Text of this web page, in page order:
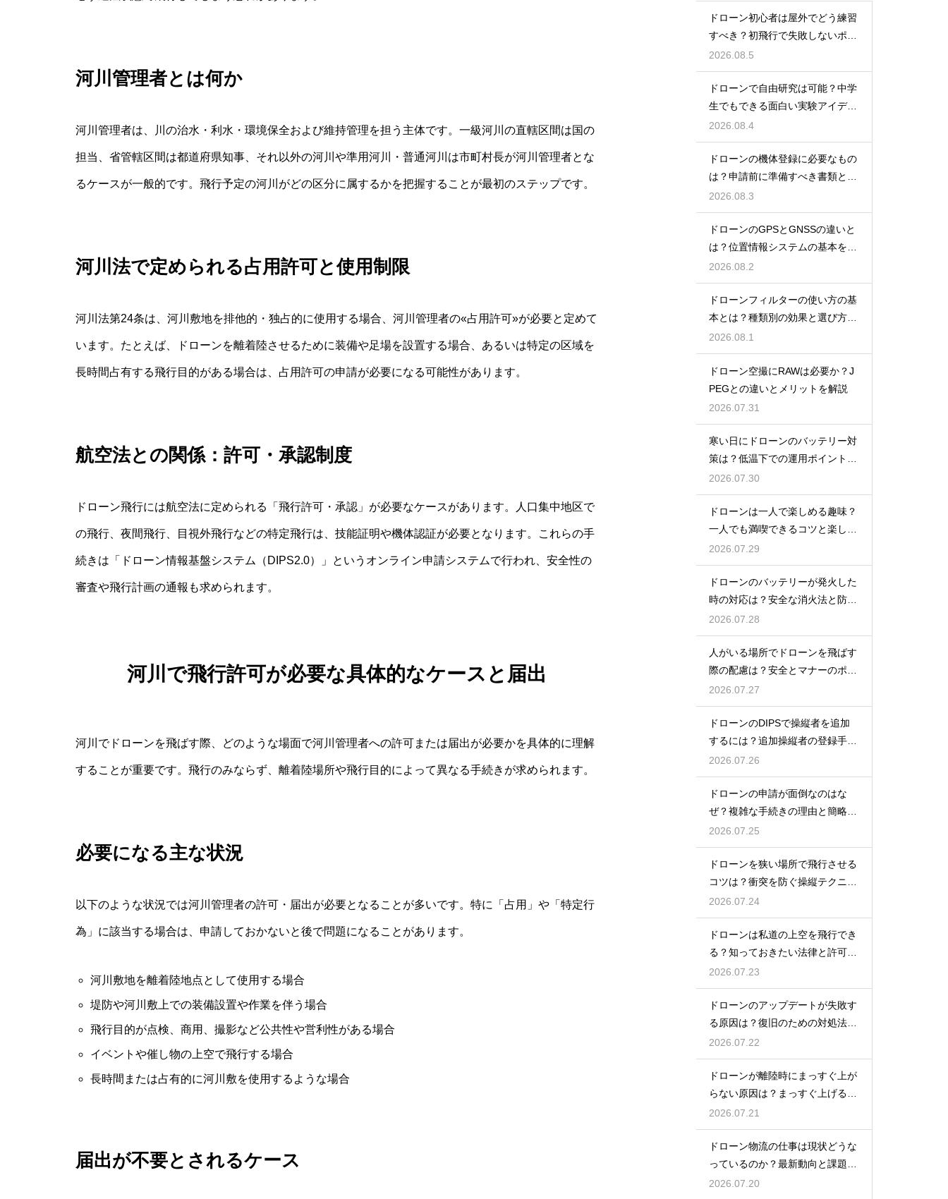
河川管理者とは何か
河川管理者は、川の治水・利水・環境保全および維持管理を担う主体です。一級河川の直轄区間は国の
担当、省管轄区間は都道府県知事、それ以外の河川や準用河川・普通河川は市町村長が河川管理者とな
るケースが一般的です。飛行予定の河川がどの区分に属するかを把握することが最初のステップです。
河川法で定められる占用許可と使用制限
河川法第24条は、河川敷地を排他的・独占的に使用する場合、河川管理者の«占用許可»が必要と定めて
います。たとえば、ドローンを離着陸させるために装備や足場を設置する場合、あるいは特定の区域を
長時間占有する飛行目的がある場合は、占用許可の申請が必要になる可能性があります。
航空法との関係：許可・承認制度
ドローン飛行には航空法に定められる「飛行許可・承認」が必要なケースがあります。人口集中地区で
の飛行、夜間飛行、目視外飛行などの特定飛行は、技能証明や機体認証が必要となります。これらの手
続きは「ドローン情報基盤システム（DIPS2.0）」というオンライン申請システムで行われ、安全性の
審査や飛行計画の通報も求められます。
河川で飛行許可が必要な具体的なケースと届出
河川でドローンを飛ばす際、どのような場面で河川管理者への許可または届出が必要かを具体的に理解
することが重要です。飛行のみならず、離着陸場所や飛行目的によって異なる手続きが求められます。
必要になる主な状況
以下のような状況では河川管理者の許可・届出が必要となることが多いです。特に「占用」や「特定行
為」に該当する場合は、申請しておかないと後で問題になることがあります。
河川敷地を離着陸地点として使用する場合
堤防や河川敷上での装備設置や作業を伴う場合
飛行目的が点検、商用、撮影など公共性や営利性がある場合
イベントや催し物の上空で飛行する場合
長時間または占有的に河川敷を使用するような場合
届出が不要とされるケース
ドローン初心者は屋外でどう練習
すべき？初飛行で失敗しないポイ
ント
2026.08.5
ドローンで自由研究は可能？中学
生でもできる面白い実験アイデア
を紹介
2026.08.4
ドローンの機体登録に必要なもの
は？申請前に準備すべき書類と情
報
2026.08.3
ドローンのGPSとGNSSの違いと
は？位置情報システムの基本を解
説
2026.08.2
ドローンフィルターの使い方の基
本とは？種類別の効果と選び方を
解説
2026.08.1
ドローン空撮にRAWは必要か？J
PEGとの違いとメリットを解説
2026.07.31
寒い日にドローンのバッテリー対
策は？低温下での運用ポイントと
注意点
2026.07.30
ドローンは一人で楽しめる趣味？
一人でも満喫できるコツと楽しみ
方
2026.07.29
ドローンのバッテリーが発火した
時の対応は？安全な消火法と防止
策を解説
2026.07.28
人がいる場所でドローンを飛ばす
際の配慮は？安全とマナーのポイ
ント
2026.07.27
ドローンのDIPSで操縦者を追加
するには？追加操縦者の登録手順
を解説
2026.07.26
ドローンの申請が面倒なのはな
ぜ？複雑な手続きの理由と簡略化
の動向
2026.07.25
ドローンを狭い場所で飛行させる
コツは？衝突を防ぐ操縦テクニッ
クを解説
2026.07.24
ドローンは私道の上空を飛行でき
る？知っておきたい法律と許可の
ルール
2026.07.23
ドローンのアップデートが失敗す
る原因は？復旧のための対処法を
解説
2026.07.22
ドローンが離陸時にまっすぐ上が
らない原因は？まっすぐ上げるた
めのコツを解説
2026.07.21
ドローン物流の仕事は現状どうな
っているのか？最新動向と課題を
解説
2026.07.20